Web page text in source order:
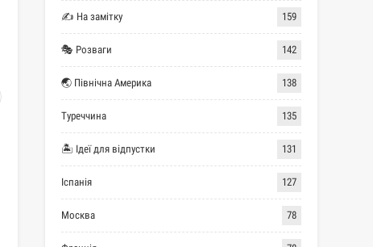
✍ На замітку 159
🎭 Розваги 142
🌏 Північна Америка 138
Туреччина 135
🏝 Ідеї для відпустки 131
Іспанія 127
Москва 78